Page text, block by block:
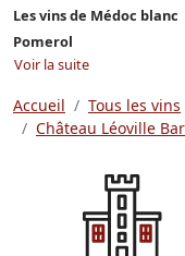
Les vins de Médoc blanc
Pomerol
Voir la suite
Accueil Tous les vins
Château Léoville